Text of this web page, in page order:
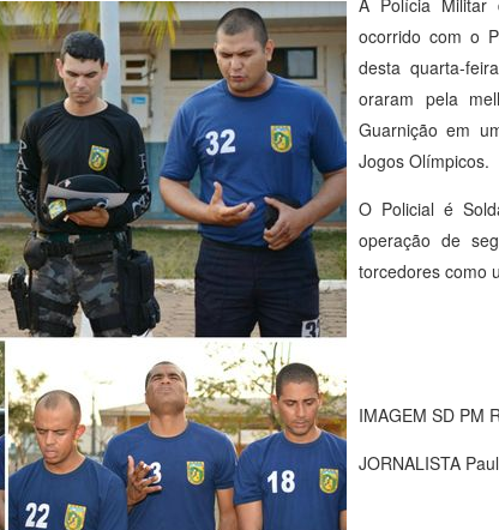
A Polícia Militar
ocorrido com o
desta quarta-
oraram pela
Guarnição em
Jogos Olímpicos.
O Policial é
operação de
torcedores como
IMAGEM SD PM
JORNALISTA